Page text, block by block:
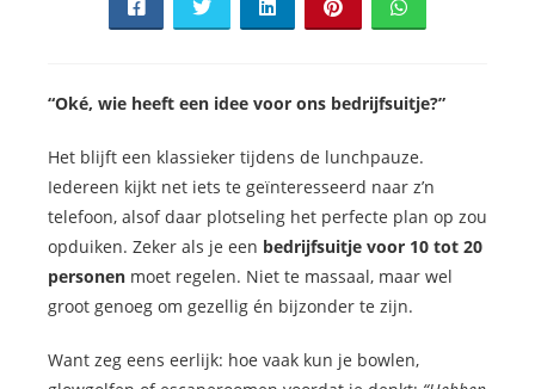
“Oké, wie heeft een idee voor ons bedrijfsuitje?”
Het blijft een klassieker tijdens de lunchpauze.
Iedereen kijkt net iets te geïnteresseerd naar z’n
telefoon, alsof daar plotseling het perfecte plan op zou
opduiken. Zeker als je een bedrijfsuitje voor 10 tot 20
personen moet regelen. Niet te massaal, maar wel
groot genoeg om gezellig én bijzonder te zijn.
Want zeg eens eerlijk: hoe vaak kun je bowlen,